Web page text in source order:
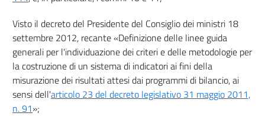
Visto il decreto del Presidente del Consiglio dei ministri 18
settembre 2012, recante «Definizione delle linee guida
generali per l'individuazione dei criteri e delle metodologie per
la costruzione di un sistema di indicatori ai fini della
misurazione dei risultati attesi dai programmi di bilancio, ai
sensi dell'articolo 23 del decreto legislativo 31 maggio 2011,
n. 91»;